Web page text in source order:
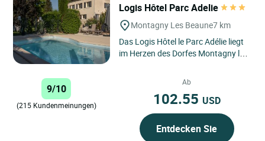
Logis Hôtel Parc Adelie
Montagny Les Beaune7 km
Das Logis Hôtel le Parc Adélie liegt
im Herzen des Dorfes Montagny les
9/10
(215 Kundenmeinungen)
Ab
102.55 USD
Entdecken Sie